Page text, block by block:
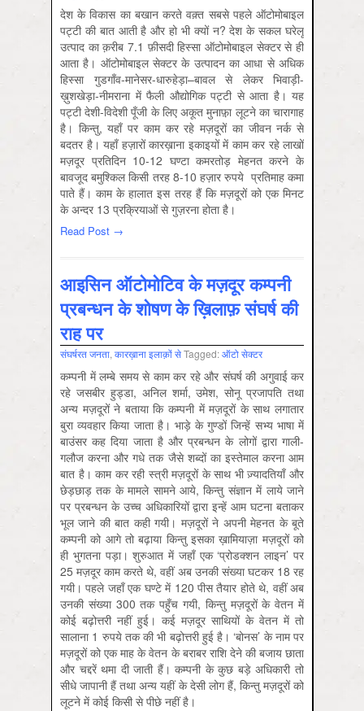
देश के विकास का बखान करते वक़्त सबसे पहले ऑटोमोबाइल
पट्टी की बात आती है और हो भी क्यों न? देश के सकल घरेलू
उत्पाद का क़रीब 7.1 फ़ीसदी हिस्सा ऑटोमोबाइल सेक्टर से ही
आता है। ऑटोमोबाइल सेक्टर के उत्पादन का आधा से अधिक
हिस्सा गुडगाँव-मानेसर-धारुहेड़ा–बावल से लेकर भिवाड़ी-
ख़ुशखेड़ा-नीमराना में फैली औद्योगिक पट्टी से आता है। यह
पट्टी देशी-विदेशी पूँजी के लिए अकूत मुनाफ़़ा लूटने का चारागाह
है। किन्तु, यहाँ पर काम कर रहे मज़दूरों का जीवन नर्क से
बदतर है। यहाँ हज़ारों कारख़ाना इकाइयों में काम कर रहे लाखों
मज़दूर प्रतिदिन 10-12 घण्टा कमरतोड़ मेहनत करने के
बावजूद बमुश्किल किसी तरह 8-10 हज़ार रुपये प्रतिमाह कमा
पाते हैं। काम के हालात इस तरह हैं कि मज़दूरों को एक मिनट
के अन्दर 13 प्रक्रियाओं से गुज़रना होता है।
Read Post →
आइसिन ऑटोमोटिव के मज़दूर कम्पनी
प्रबन्धन के शोषण के ख़िलाफ़ संघर्ष की
राह पर
संघर्षरत जनता, कारख़ाना इलाक़ों सेTagged:ऑटो सेक्‍टर
कम्पनी में लम्बे समय से काम कर रहे और संघर्ष की अगुवाई कर
रहे जसबीर हुड्डा, अनिल शर्मा, उमेश, सोनू प्रजापति तथा
अन्य मज़दूरों ने बताया कि कम्पनी में मज़दूरों के साथ लगातार
बुरा व्यवहार किया जाता है। भाड़े के गुण्डों जिन्हें सभ्य भाषा में
बाउंसर कह दिया जाता है और प्रबन्धन के लोगों द्वारा गाली-
गलौज करना और गधे तक जैसे शब्दों का इस्तेमाल करना आम
बात है। काम कर रही स्त्री मज़दूरों के साथ भी ज़्यादतियाँ और
छेड़छाड़ तक के मामले सामने आये, किन्तु संज्ञान में लाये जाने
पर प्रबन्धन के उच्च अधिकारियों द्वारा इन्हें आम घटना बताकर
भूल जाने की बात कही गयी। मज़दूरों ने अपनी मेहनत के बूते
कम्पनी को आगे तो बढ़ाया किन्तु इसका ख़ामियाज़ा मज़दूरों को
ही भुगतना पड़ा। शुरुआत में जहाँ एक ‘प्रोडक्शन लाइन’ पर
25 मज़दूर काम करते थे, वहीं अब उनकी संख्या घटकर 18 रह
गयी। पहले जहाँ एक घण्टे में 120 पीस तैयार होते थे, वहीं अब
उनकी संख्या 300 तक पहुँच गयी, किन्तु मज़दूरों के वेतन में
कोई बढ़ोत्तरी नहीं हुई। कई मज़दूर साथियों के वेतन में तो
सालाना 1 रुपये तक की भी बढ़ोत्तरी हुई है। ‘बोनस’ के नाम पर
मज़दूरों को एक माह के वेतन के बराबर राशि देने की बजाय छाता
और चद्दरें थमा दी जाती हैं। कम्पनी के कुछ बड़े अधिकारी तो
सीधे जापानी हैं तथा अन्य यहीं के देसी लोग हैं, किन्तु मज़दूरों को
लूटने में कोई किसी से पीछे नहीं है।